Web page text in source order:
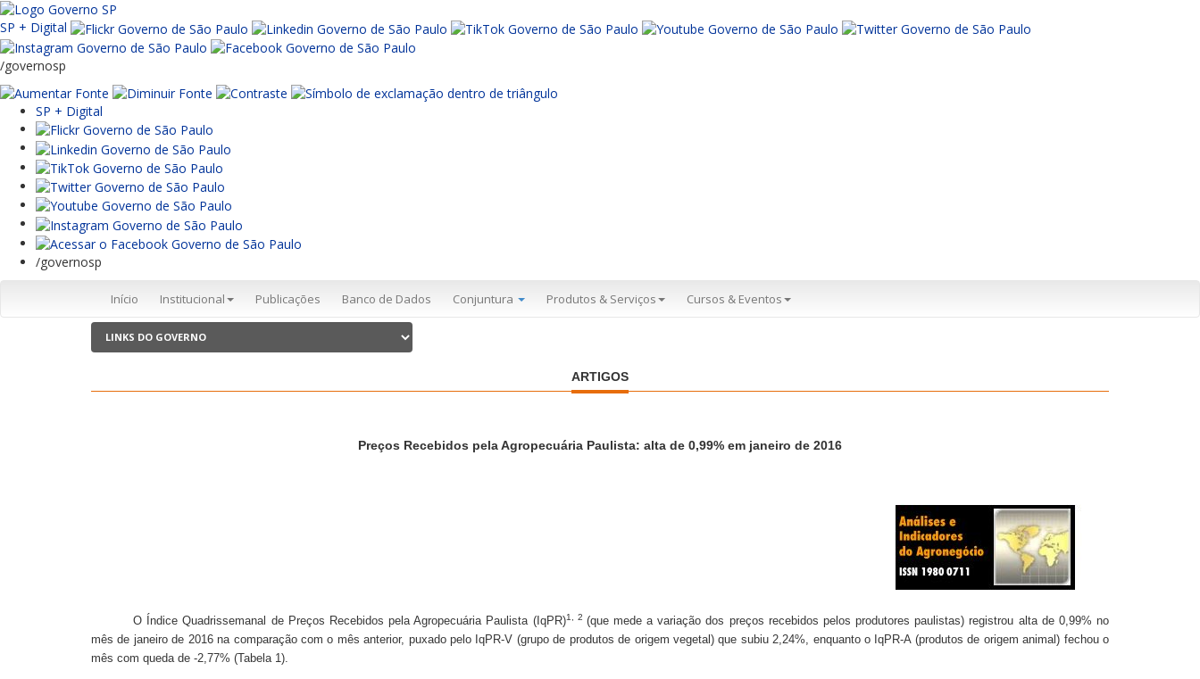
SP + Digital
/governosp
SP + Digital
/governosp
Início Institucional Publicações Banco de Dados Conjuntura Produtos & Serviços Cursos & Eventos
ARTIGOS
Preços Recebidos pela Agropecuária Paulista: alta de 0,99% em janeiro de 2016
O Índice Quadrissemanal de Preços Recebidos pela Agropecuária Paulista (IqPR)1, 2 (que mede a variação dos preços recebidos pelos produtores paulistas) registrou alta de 0,99% no
mês de janeiro de 2016 na comparação com o mês anterior, puxado pelo IqPR-V (grupo de produtos de origem vegetal) que subiu 2,24%, enquanto o IqPR-A (produtos de origem animal) fechou o
mês com queda de -2,77% (Tabela 1).